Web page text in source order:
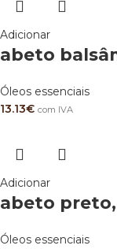
Adicionar
abeto
Óleos essenciais
13.13€ com IVA
Adicionar
abeto
Óleos essenciais